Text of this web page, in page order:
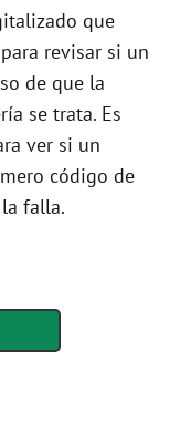
que
revisar si un
de que la
se trata. Es
ver si un
código de
falla.